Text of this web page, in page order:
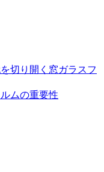
切り開く窓ガラスフ
ムの重要性